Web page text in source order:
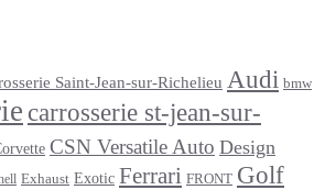
Saint-Jean-sur-Richelieu Audi bmw
carrosserie st-jean-sur-
CSN Versatile Auto Design
Exhaust Exotic Ferrari FRONT Golf